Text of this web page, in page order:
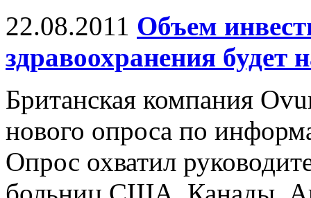
22.08.2011 Объем
здравоохранения будет
Британская компания
нового опроса по
Опрос охватил